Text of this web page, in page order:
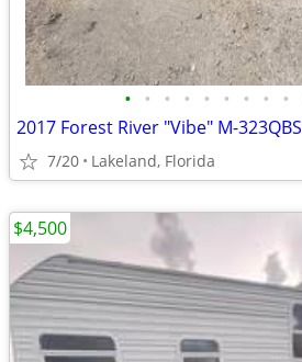
• • • • • • • • •
2017 Forest River "Vibe" M-323QBS
7/20 Lakeland, Florida
$4,500